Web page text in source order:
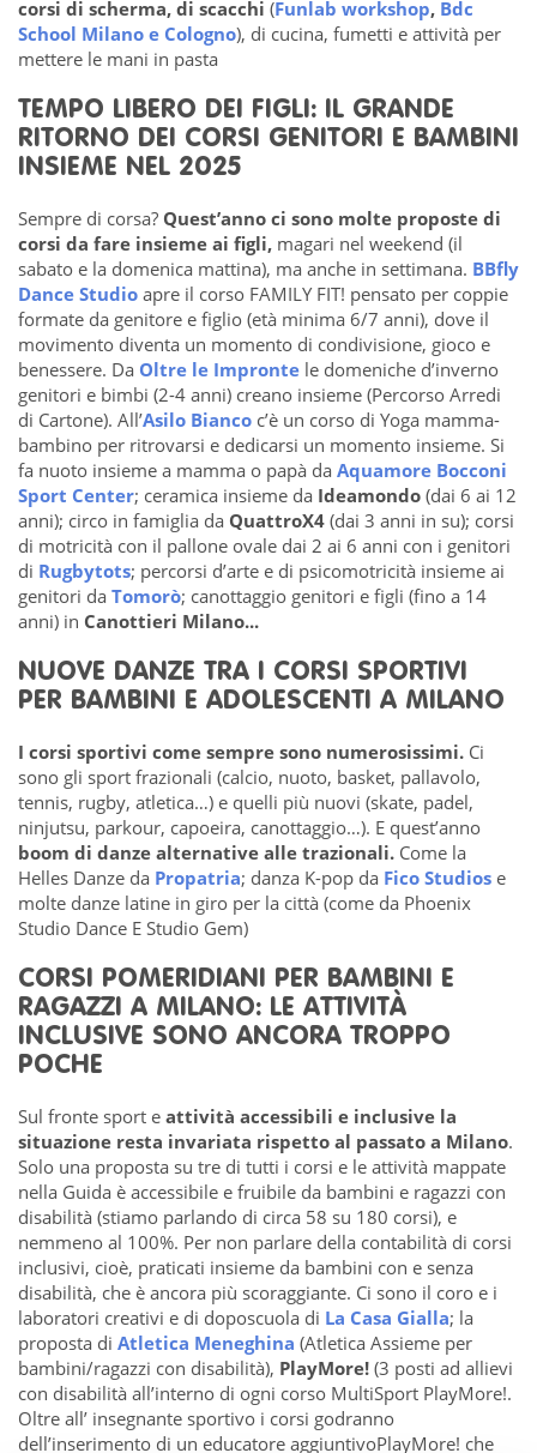
corsi di scherma, di scacchi (Funlab workshop, Bdc
School Milano e Cologno), di cucina, fumetti e attività per
mettere le mani in pasta
TEMPO LIBERO DEI FIGLI: IL GRANDE
RITORNO DEI CORSI GENITORI E BAMBINI
INSIEME NEL 2025
Sempre di corsa? Quest’anno ci sono molte proposte di
corsi da fare insieme ai figli, magari nel weekend (il
sabato e la domenica mattina), ma anche in settimana. BBfly
Dance Studio apre il corso FAMILY FIT! pensato per coppie
formate da genitore e figlio (età minima 6/7 anni), dove il
movimento diventa un momento di condivisione, gioco e
benessere. Da Oltre le Impronte le domeniche d’inverno
genitori e bimbi (2-4 anni) creano insieme (Percorso Arredi
di Cartone). All’Asilo Bianco c’è un corso di Yoga mamma-
bambino per ritrovarsi e dedicarsi un momento insieme. Si
fa nuoto insieme a mamma o papà da Aquamore Bocconi
Sport Center; ceramica insieme da Ideamondo (dai 6 ai 12
anni); circo in famiglia da QuattroX4 (dai 3 anni in su); corsi
di motricità con il pallone ovale dai 2 ai 6 anni con i genitori
di Rugbytots; percorsi d’arte e di psicomotricità insieme ai
genitori da Tomorò; canottaggio genitori e figli (fino a 14
anni) in Canottieri Milano...
NUOVE DANZE TRA I CORSI SPORTIVI
PER BAMBINI E ADOLESCENTI A MILANO
I corsi sportivi come sempre sono numerosissimi. Ci
sono gli sport frazionali (calcio, nuoto, basket, pallavolo,
tennis, rugby, atletica…) e quelli più nuovi (skate, padel,
ninjutsu, parkour, capoeira, canottaggio…). E quest’anno
boom di danze alternative alle trazionali. Come la
Helles Danze da Propatria; danza K-pop da Fico Studios e
molte danze latine in giro per la città (come da Phoenix
Studio Dance E Studio Gem)
CORSI POMERIDIANI PER BAMBINI E
RAGAZZI A MILANO: LE ATTIVITÀ
INCLUSIVE SONO ANCORA TROPPO
POCHE
Sul fronte sport e attività accessibili e inclusive la
situazione resta invariata rispetto al passato a Milano.
Solo una proposta su tre di tutti i corsi e le attività mappate
nella Guida è accessibile e fruibile da bambini e ragazzi con
disabilità (stiamo parlando di circa 58 su 180 corsi), e
nemmeno al 100%. Per non parlare della contabilità di corsi
inclusivi, cioè, praticati insieme da bambini con e senza
disabilità, che è ancora più scoraggiante. Ci sono il coro e i
laboratori creativi e di doposcuola di La Casa Gialla; la
proposta di Atletica Meneghina (Atletica Assieme per
bambini/ragazzi con disabilità), PlayMore! (3 posti ad allievi
con disabilità all’interno di ogni corso MultiSport PlayMore!.
Oltre all’ insegnante sportivo i corsi godranno
dell’inserimento di un educatore aggiuntivoPlayMore! che